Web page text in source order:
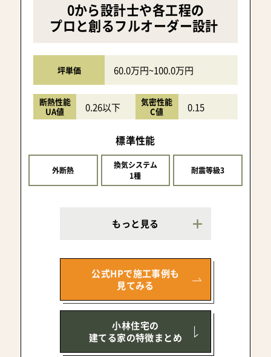
0から設計士や各工程の
プロと創るフルオーダー設計
坪単価 60.0万円~100.0万円
断熱性能
UA値
0.26以下
気密性能
C値
0.15
標準性能
外断熱
換気システム
1種
耐震等級3
もっと見る
公式HPで施工事例も
見てみる
小林住宅の
建てる家の特徴まとめ